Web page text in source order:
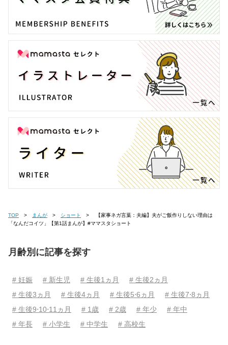
TOP まんが ショート
「なんだコイツ」【第1話まんが】#ママスタショート
月齢別に記事を探す
# 妊娠 # 新生児 # 生後1ヵ月
# 生後2ヵ月
# 生後3ヵ月
# 生後4ヵ月 # 生後5⋅6ヵ月
# 生後7⋅8ヵ月
# 生後9⋅10⋅11ヵ月
# 1歳 # 2歳 # 年少
# 年中
# 年長
# 小学生 # 中学生 # 高校生